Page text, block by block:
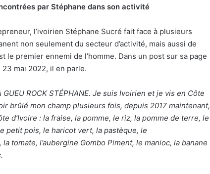
par Stéphane dans son activité
l’ivoirien Stéphane Sucré fait face à plusieurs
non seulement du secteur d’activité, mais aussi de
le premier ennemi de l’homme. Dans un post sur sa page
23 mai 2022, il en parle.
GUEU ROCK STÉPHANE. Je suis Ivoirien et je vis en Côte
brûlé mon champ plusieurs fois, depuis 2017 maintenant,
d’Ivoire : la fraise, la pomme, le riz, la pomme de terre, le
petit pois, le haricot vert, la pastèque, le
tomate, l’aubergine Gombo Piment, le manioc, la banane